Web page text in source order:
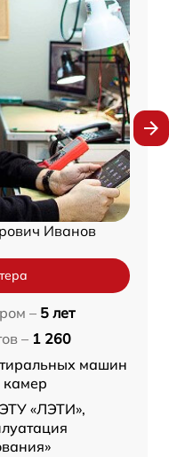
Иванов
– 5 лет
– 1 260
машин
камер
«ЛЭТИ»,